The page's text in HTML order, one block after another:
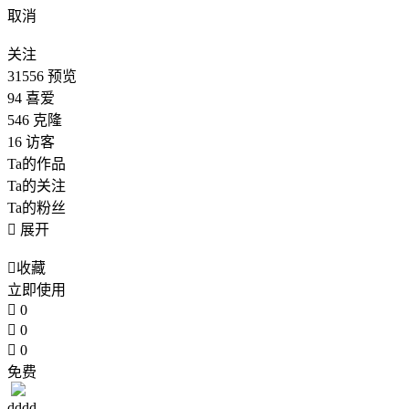
取消
关注
31556 预览
94 喜爱
546 克隆
16 访客
Ta的作品
Ta的关注
Ta的粉丝
 展开
收藏
立即使用
 0
 0
 0
免费